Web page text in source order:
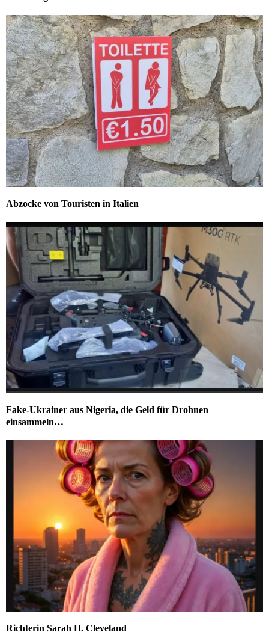
Abzocke von Touristen in Italien
Fake-Ukrainer aus Nigeria, die Geld für Drohnen
einsammeln…
Richterin Sarah H. Cleveland